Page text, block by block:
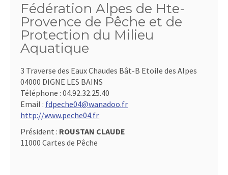
Fédération Alpes de Hte-
Provence de Pêche et de
Protection du Milieu
Aquatique
3 Traverse des Eaux Chaudes Bât-B Etoile des Alpes
04000 DIGNE LES BAINS
Téléphone : 04.92.32.25.40
Email : fdpeche04@wanadoo.fr
http://www.peche04.fr
Président : ROUSTAN CLAUDE
11000 Cartes de Pêche